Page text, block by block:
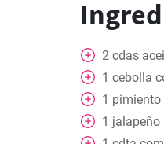
2 cdas
1 cebolla
1
1 jalapeño